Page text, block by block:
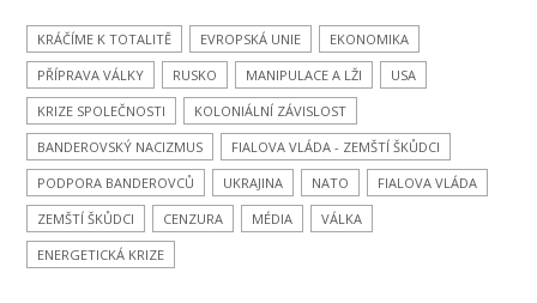
KRÁČÍME K TOTALITĚ EVROPSKÁ UNIE
EKONOMIKA
PŘÍPRAVA VÁLKY
RUSKO MANIPULACE A LŽI
USA
KRIZE SPOLEČNOSTI
KOLONIÁLNÍ ZÁVISLOST
BANDEROVSKÝ NACIZMUS
FIALOVA VLÁDA - ZEMŠTÍ ŠKŮDCI
PODPORA BANDEROVCŮ
UKRAJINA NATO
FIALOVA VLÁDA
ZEMŠTÍ ŠKŮDCI
CENZURA MÉDIA
VÁLKA
ENERGETICKÁ KRIZE